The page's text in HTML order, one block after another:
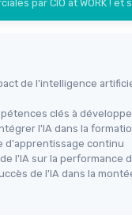
par CIO at WORK ! et
de l'intelligence
clés à
l'IA dans la
d'apprentissage continu
l'IA sur la performance
de l'IA dans la